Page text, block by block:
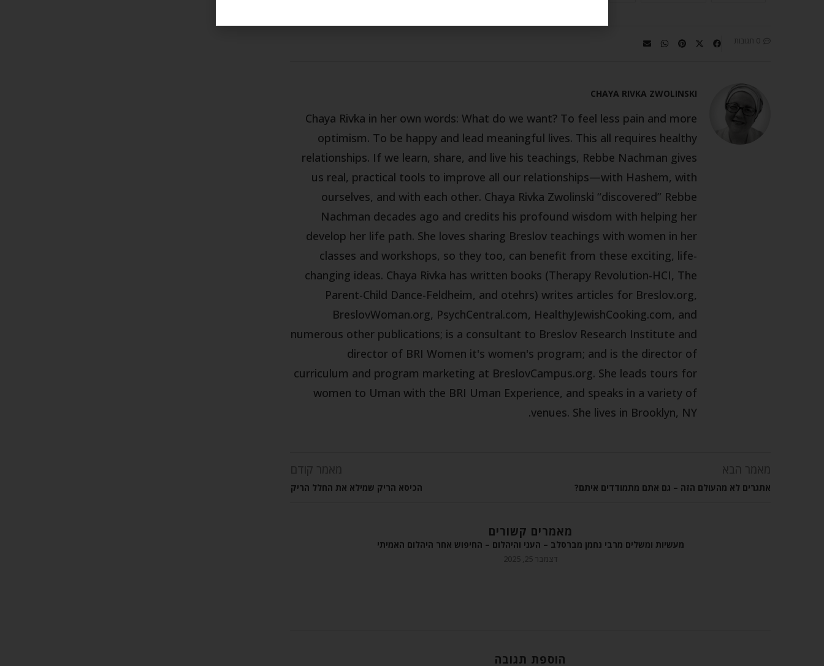
0 תגובות
CHAYA RIVKA ZWOLINSKI
Chaya Rivka in her own words: What do we want? To feel less pain and more
optimism. To be happy and lead meaningful lives. This all requires healthy
relationships. If we learn, share, and live his teachings, Rebbe Nachman gives
us real, practical tools to improve all our relationships—with Hashem, with
ourselves, and with each other. Chaya Rivka Zwolinski “discovered” Rebbe
Nachman decades ago and credits his profound wisdom with helping her
develop her life path. She loves sharing Breslov teachings with women in her
classes and workshops, so they too, can benefit from these exciting, life-
changing ideas. Chaya Rivka has written books (Therapy Revolution-HCI, The
Parent-Child Dance-Feldheim, and otehrs) writes articles for Breslov.org,
BreslovWoman.org, PsychCentral.com, HealthyJewishCooking.com, and
numerous other publications; is a consultant to Breslov Research Institute and
director of BRI Women it's women's program; and is the director of
curriculum and program marketing at BreslovCampus.org. She leads tours for
women to Uman with the BRI Uman Experience, and speaks in a variety of
venues. She lives in Brooklyn, NY.
מאמר הבא
אתגרים לא מהעולם הזה – גם אתם מתמודדים איתם?
מאמר קודם
הכיסא הריק שמילא את החלל הריק
מאמרים קשורים
מעשיות ומשלים מרבי נחמן מברסלב – העני והיהלום – החיפוש אחר היהלום האמיתי
דצמבר 25, 2025
הוספת תגובה